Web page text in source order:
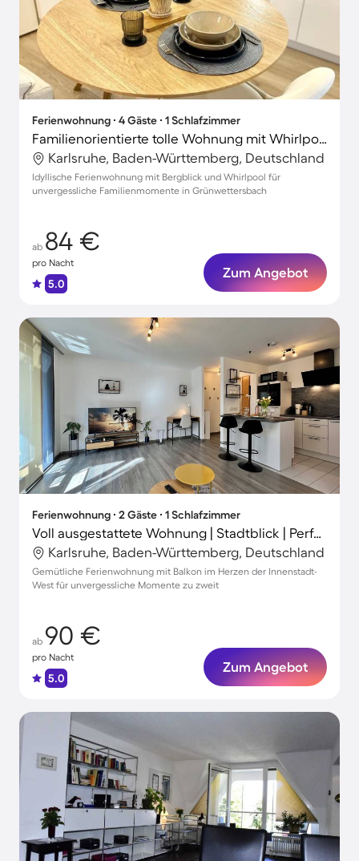
Ferienwohnung ∙ 4 Gäste ∙ 1 Schlafzimmer
Familienorientierte tolle Wohnung mit Whirlpool, Garten und Terrasse | Naturblick | Perfekt für die Arbeit von Zuhause
Karlsruhe, Baden-Württemberg, Deutschland
Idyllische Ferienwohnung mit Bergblick und Whirlpool für
unvergessliche Familienmomente in Grünwettersbach
ab 84 €
pro Nacht
5.0
Zum Angebot
Ferienwohnung ∙ 2 Gäste ∙ 1 Schlafzimmer
Voll ausgestattete Wohnung | Stadtblick | Perfekt für die Arbeit von Zuhause
Karlsruhe, Baden-Württemberg, Deutschland
Gemütliche Ferienwohnung mit Balkon im Herzen der Innenstadt-
West für unvergessliche Momente zu zweit
ab 90 €
pro Nacht
5.0
Zum Angebot